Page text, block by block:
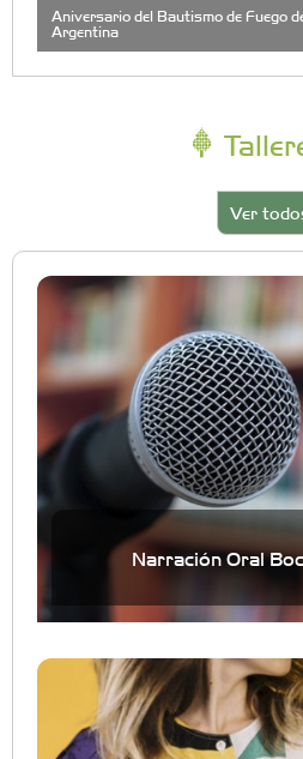
Aniversario del Bautismo de Fuego
Argentina
Ver
Narración Oral